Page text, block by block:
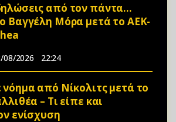
από τον πάντα…
Βαγγέλη Μόρα μετά το ΑΕΚ-
08/2026 22:24
από Νίκολιτς μετά το
– Τι είπε και
ενίσχυση